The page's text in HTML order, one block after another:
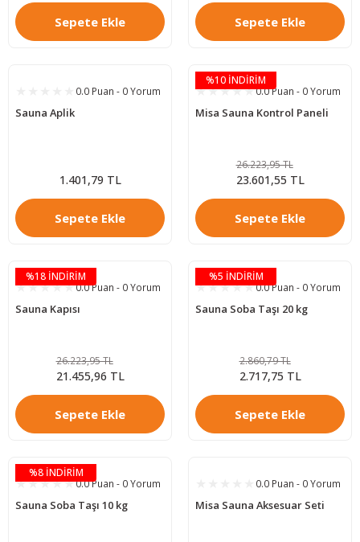
Sepete Ekle Sepete Ekle
0.0 Puan - 0 Yorum
Sauna Aplik
1.401,79 TL
Sepete Ekle
%10 İNDİRİM
0.0 Puan - 0 Yorum
Misa Sauna Kontrol Paneli
26.223,95 TL
23.601,55 TL
Sepete Ekle
%18 İNDİRİM
0.0 Puan - 0 Yorum
Sauna Kapısı
26.223,95 TL
21.455,96 TL
Sepete Ekle
%5 İNDİRİM
0.0 Puan - 0 Yorum
Sauna Soba Taşı 20 kg
2.860,79 TL
2.717,75 TL
Sepete Ekle
%8 İNDİRİM
0.0 Puan - 0 Yorum
Sauna Soba Taşı 10 kg
0.0 Puan - 0 Yorum
Misa Sauna Aksesuar Seti